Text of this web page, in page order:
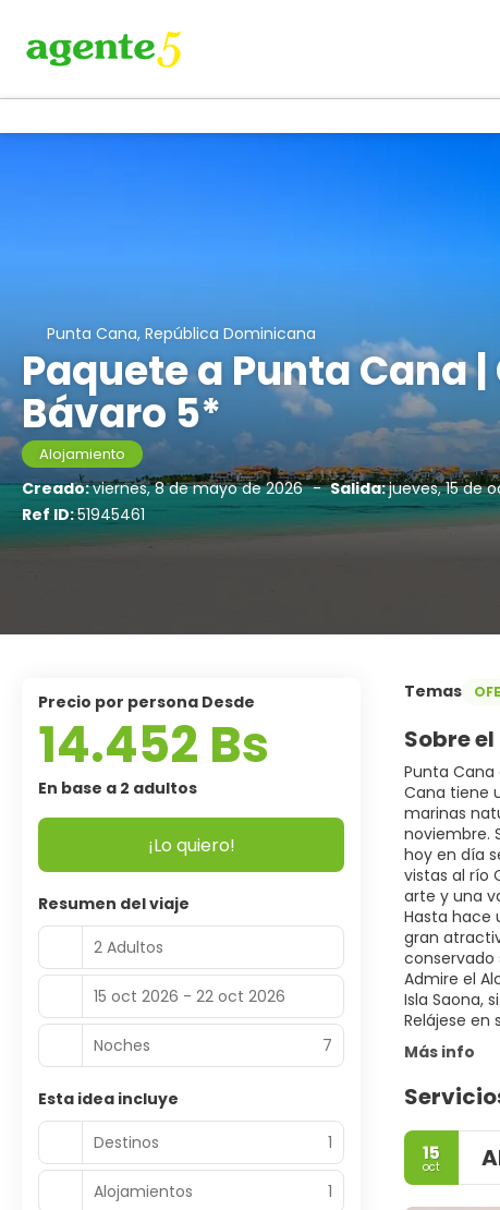
Punta Cana, República Dominicana
Paquete a Punta Cana
Bávaro 5*
Alojamiento
Creado:viernes, 8 de mayo de 2026 - Salida:jueves, 15 de
Ref ID:51945461
Temas
Sobre
Punta Cana
Cana tiene
marinas
noviembre.
hoy en día
vistas al río
arte y una
Hasta hace
gran
conservado
Admire el
Isla Saona,
Relájese en
Más info
15
oct
precio por persona Desde
14.452 Bs
En base a 2 adultos
¡Lo quiero!
Resumen del viaje
2 Adultos
15 oct 2026 - 22 oct 2026
Noches 7
Esta idea incluye
Destinos
1
Alojamientos 1